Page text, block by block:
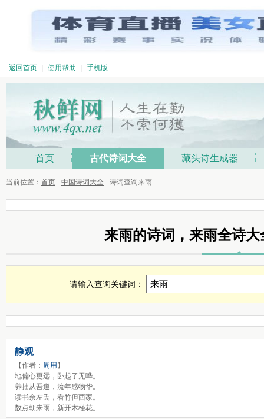
返回首页 使用帮助 手机版
来雨诗词，来雨古诗查询，来雨全诗，来雨诗句全集
首页 古代诗词大全 藏头诗生成器
当前位置： 首页 - 中国诗词大全 - 诗词查询来雨
来雨的诗词，来雨全诗
请输入查询关键词：
静观
【作者： 周用】
地偏心更远，卧起了无哗。
养拙从吾道，流年感物华。
读书余左氏，看竹但西家。
数点朝来雨，新开木槿花。